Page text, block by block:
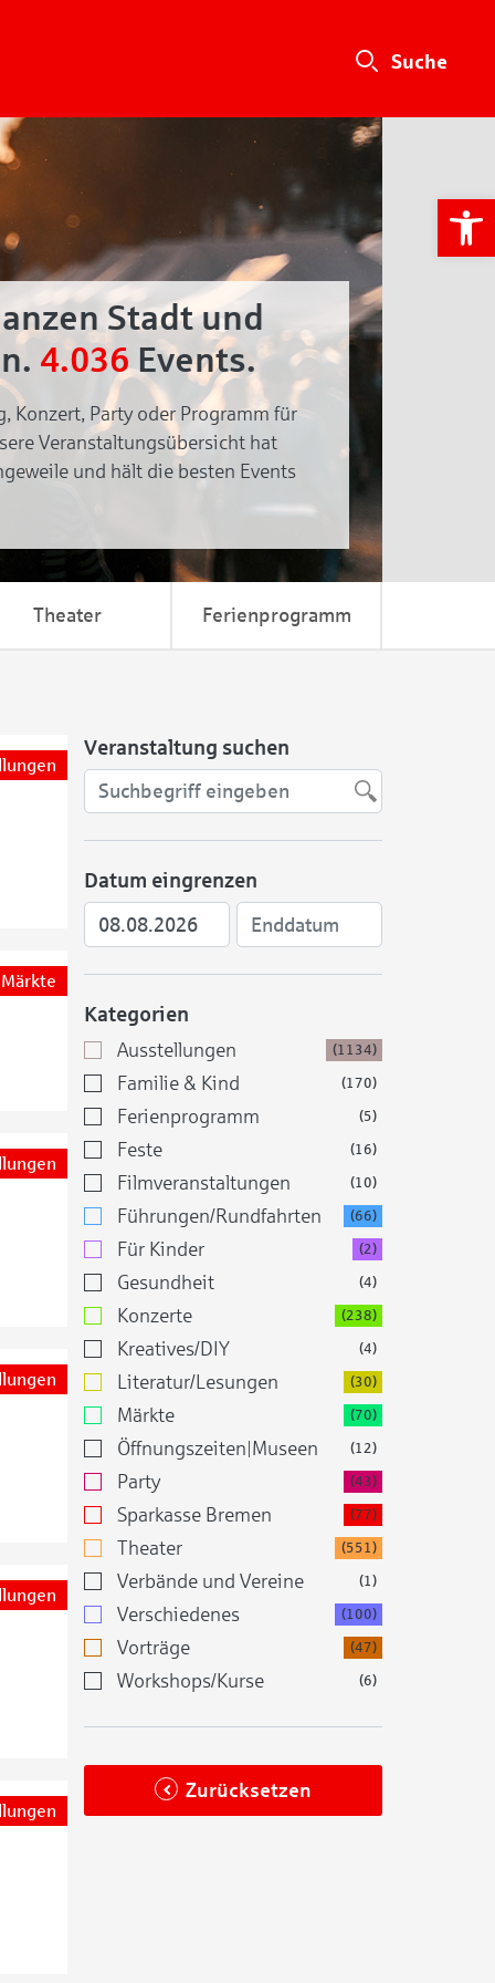
Stadt und
4.036Events.
Konzert, Party oder Programm für
Veranstaltungsübersicht hat
und hält die besten Events
Theater Ferienprogramm
Märkte
Veranstaltung suchen
Datum eingrenzen
Kategorien
Ausstellungen (1134)
Familie & Kind (170)
Ferienprogramm (5)
Feste (16)
Filmveranstaltungen (10)
Führungen/Rundfahrten (66)
Für Kinder (2)
Gesundheit (4)
Konzerte (238)
Kreatives/DIY (4)
Literatur/Lesungen (30)
Märkte (70)
Öffnungszeiten|Museen (12)
Party (43)
Sparkasse Bremen (77)
Theater (551)
Verbände und Vereine (1)
Verschiedenes (100)
Vorträge (47)
Workshops/Kurse (6)
Zurücksetzen